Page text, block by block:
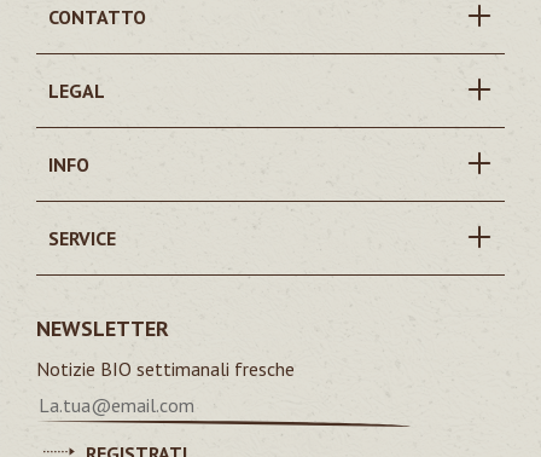
CONTATTO
LEGAL
INFO
SERVICE
NEWSLETTER
Notizie BIO settimanali fresche